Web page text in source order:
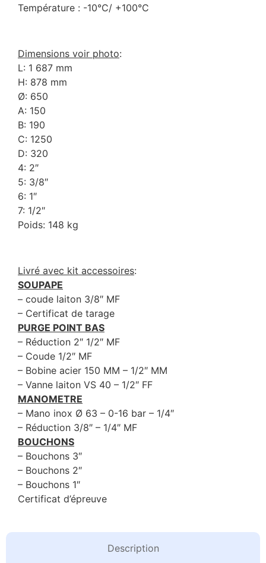
Description
Température : -10°C/ +100°C
Dimensions voir photo:
L: 1 687 mm
H: 878 mm
Ø: 650
A: 150
B: 190
C: 1250
D: 320
4: 2″
5: 3/8″
6: 1″
7: 1/2″
Poids: 148 kg
Livré avec kit accessoires:
SOUPAPE
– coude laiton 3/8″ MF
– Certificat de tarage
PURGE POINT BAS
– Réduction 2″ 1/2″ MF
– Coude 1/2″ MF
– Bobine acier 150 MM – 1/2″ MM
– Vanne laiton VS 40 – 1/2″ FF
MANOMETRE
– Mano inox Ø 63 – 0-16 bar – 1/4″
– Réduction 3/8″ – 1/4″ MF
BOUCHONS
– Bouchons 3″
– Bouchons 2″
– Bouchons 1″
Certificat d’épreuve